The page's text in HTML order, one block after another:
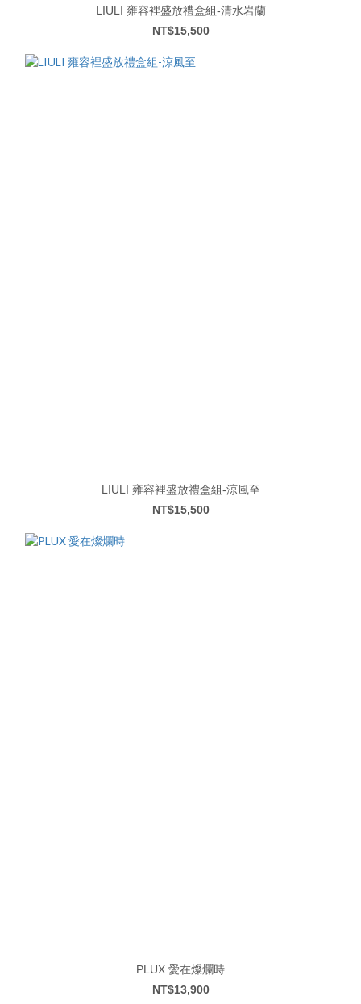
LIULI 雍容裡盛放禮盒組-清水岩蘭
NT$15,500
LIULI 雍容裡盛放禮盒組-涼風至
NT$15,500
PLUX 愛在燦爛時
NT$13,900